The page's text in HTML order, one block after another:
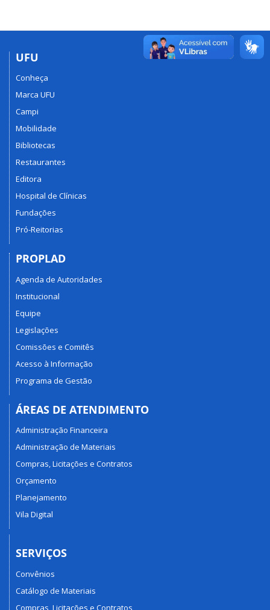
UFU
Conheça
Marca UFU
Campi
Mobilidade
Bibliotecas
Restaurantes
Editora
Hospital de Clínicas
Fundações
Pró-Reitorias
PROPLAD
Agenda de Autoridades
Institucional
Equipe
Legislações
Comissões e Comitês
Acesso à Informação
Programa de Gestão
ÁREAS DE ATENDIMENTO
Administração Financeira
Administração de Materiais
Compras, Licitações e Contratos
Orçamento
Planejamento
Vila Digital
SERVIÇOS
Convênios
Catálogo de Materiais
Compras, Licitações e Contratos